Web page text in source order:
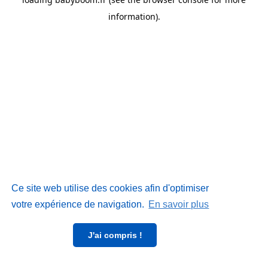
Ce site web utilise des cookies afin d'optimiser
votre expérience de navigation. En savoir plus
J'ai compris !
information).